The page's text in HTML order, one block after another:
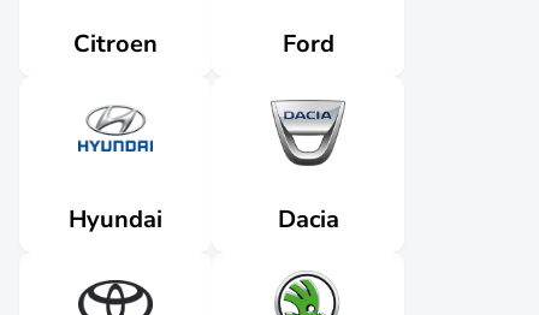
Citroen Ford
Hyundai Dacia